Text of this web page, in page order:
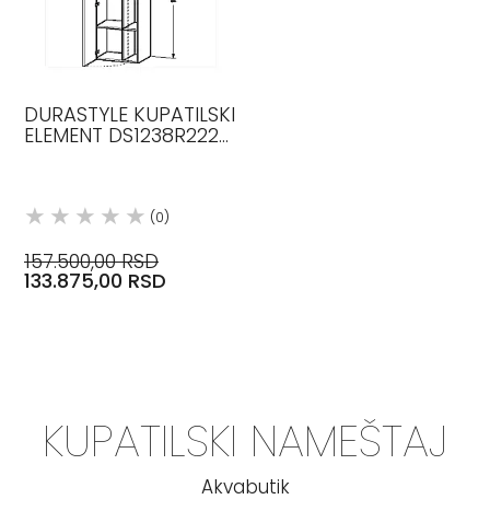
KUPATILSKI NAMEŠTAJ
Akvabutik
DURASTYLE KUPATILSKI
ELEMENT DS1238R2222
(0)
157.500,00 RSD
133.875,00 RSD